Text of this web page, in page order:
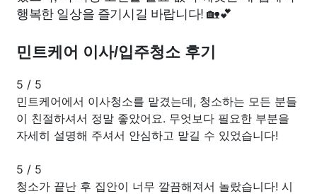
행복한 일상을 즐기시길 바랍니다! 🏡💕
민트케어 이사/입주청소 후기
5 / 5
민트케어에서 이사청소를 맡겼는데, 청소하는 모든 분들
이 친절하셔서 정말 좋았어요. 무엇보다 필요한 부분을
자세히 설명해 주셔서 안심하고 맡길 수 있었습니다!
5 / 5
청소가 끝난 후 집안이 너무 깔끔해져서 놀랐습니다! 시